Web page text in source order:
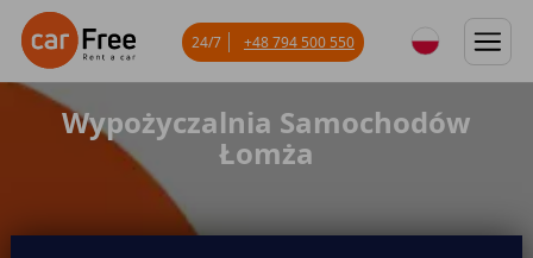
Wypożyczalnia Samochodów
Łomża
24/7 +48 794 500 550